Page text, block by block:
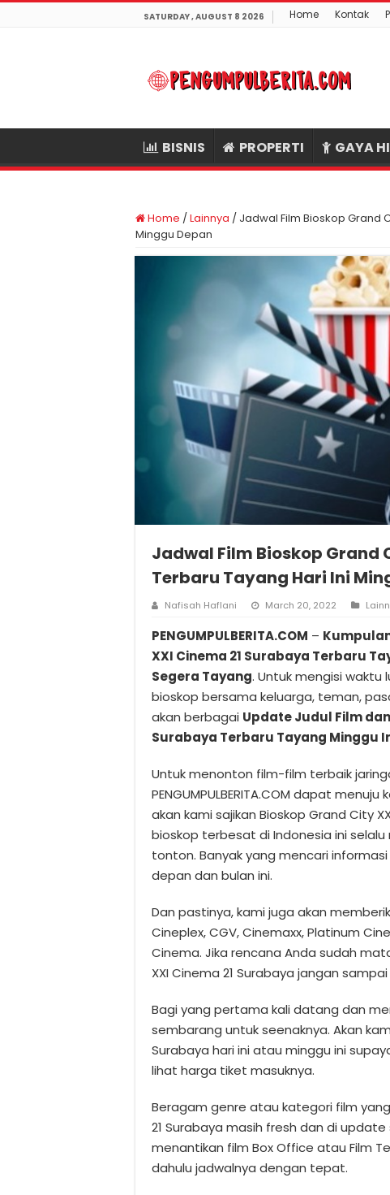
SATURDAY , AUGUST 8 2026 Home Kontak
BISNIS PROPERTI GAYA
Home /Lainnya / Jadwal Film Bioskop Grand
Minggu Depan
Jadwal Film Bioskop Grand
Terbaru Tayang Hari Ini
Nafisah Haflani March 20, 2022
PENGUMPULBERITA.COM –
XXI Cinema 21 Surabaya Terbaru
Segera Tayang. Untuk mengisi waktu
bioskop bersama keluarga, teman,
akan berbagai Update Judul Film dan
Surabaya Terbaru Tayang Minggu
Untuk menonton film-film terbaik
PENGUMPULBERITA.COM dapat
akan kami sajikan Bioskop Grand City
bioskop terbesat di Indonesia ini
tonton. Banyak yang mencari
depan dan bulan ini.
Dan pastinya, kami juga akan
Cineplex, CGV, Cinemaxx, Platinum
Cinema. Jika rencana Anda sudah
XXI Cinema 21 Surabaya jangan
Bagi yang pertama kali datang dan
sembarang untuk seenaknya. Akan
Surabaya hari ini atau minggu ini
lihat harga tiket masuknya.
Beragam genre atau kategori film
21 Surabaya masih fresh dan di
menantikan film Box Office atau Film
dahulu jadwalnya dengan tepat.